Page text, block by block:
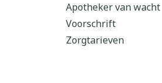
Apotheker van wacht
Voorschrift
Zorgtarieven